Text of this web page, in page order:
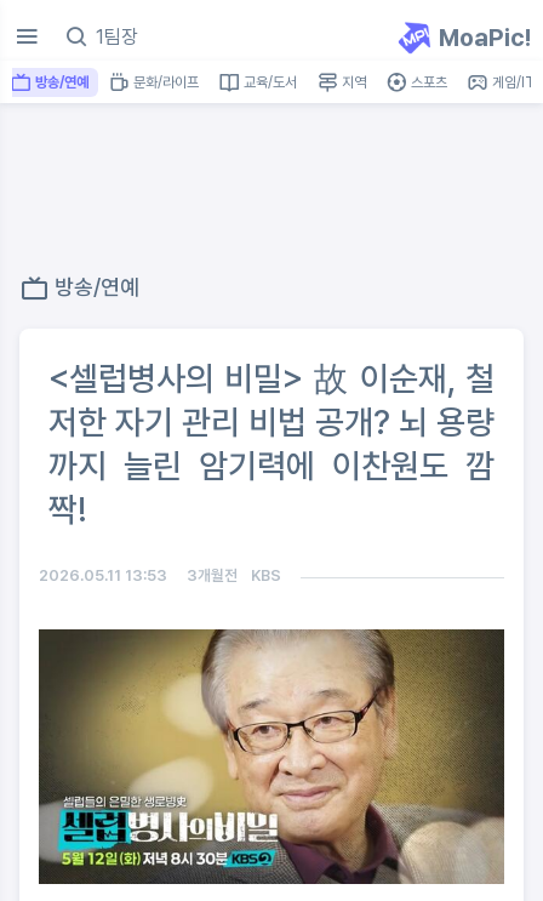
MoaPic!
방송/연예 문화/라이프 교육/도서 지역 스포츠 게임/IT
방송/연예
<셀럽병사의 비밀> 故 이순재, 철
저한 자기 관리 비법 공개? 뇌 용량
까지 늘린 암기력에 이찬원도 깜
짝!
2026.05.11 13:53 3개월전 KBS